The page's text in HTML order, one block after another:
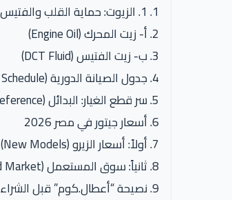
1. الزيوت: حماية القلب والفتيس
أ- زيت المحرك (Engine Oil)
ب- زيت الفتيس (DCT Fluid)
جدول الصيانة الدورية (Maintenance Schedule)
سر قطع الغيار: البدائل (Cross-Reference)
أسعار جيتور في مصر 2026
أولاً: أسعار الزيرو (New Models)
ثانياً: سوق المستعمل (Used Market)
نصيحة “أعطال.كوم” قبل الشراء